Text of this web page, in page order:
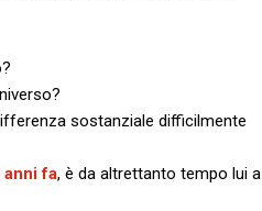
sostanziale difficilmente
anni fa, è da altrettanto tempo lui a